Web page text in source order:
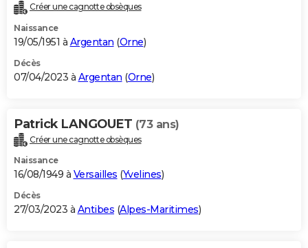
Créer une cagnotte obsèques
Naissance
19/05/1951 à Argentan (Orne)
Décès
07/04/2023 à Argentan (Orne)
Patrick LANGOUET (73 ans)
Créer une cagnotte obsèques
Naissance
16/08/1949 à Versailles (Yvelines)
Décès
27/03/2023 à Antibes (Alpes-Maritimes)